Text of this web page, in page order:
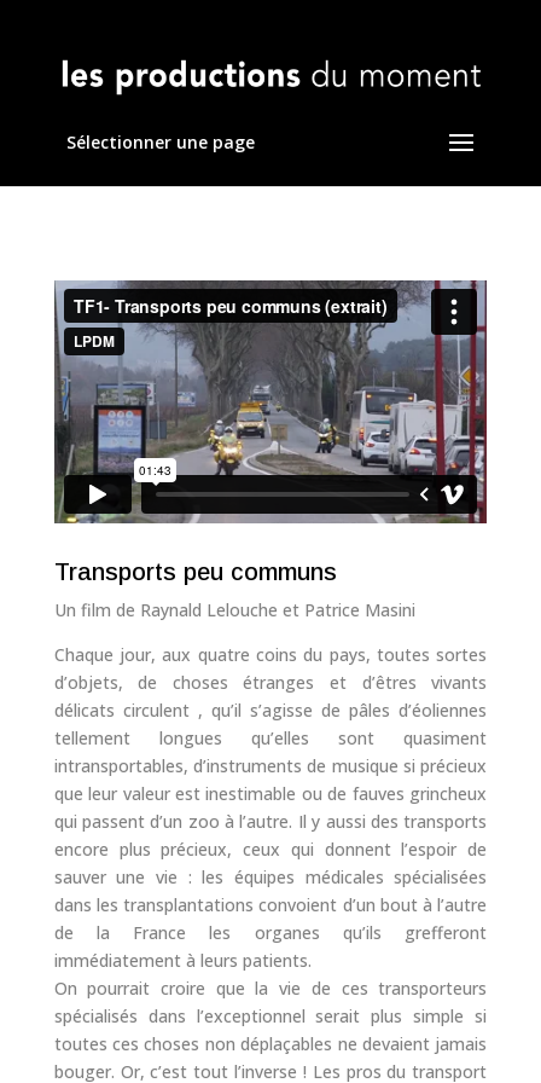
Sélectionner une page
Transports peu communs
Un film de Raynald Lelouche et Patrice Masini
Chaque jour, aux quatre coins du pays, toutes sortes
d’objets, de choses étranges et d’êtres vivants
délicats circulent , qu’il s’agisse de pâles d’éoliennes
tellement longues qu’elles sont quasiment
intransportables, d’instruments de musique si précieux
que leur valeur est inestimable ou de fauves grincheux
qui passent d’un zoo à l’autre. Il y aussi des transports
encore plus précieux, ceux qui donnent l’espoir de
sauver une vie : les équipes médicales spécialisées
dans les transplantations convoient d’un bout à l’autre
de la France les organes qu’ils grefferont
immédiatement à leurs patients.
On pourrait croire que la vie de ces transporteurs
spécialisés dans l’exceptionnel serait plus simple si
toutes ces choses non déplaçables ne devaient jamais
bouger. Or, c’est tout l’inverse ! Les pros du transport